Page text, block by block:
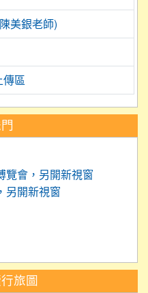
美銀老師)
傳區
旅圖